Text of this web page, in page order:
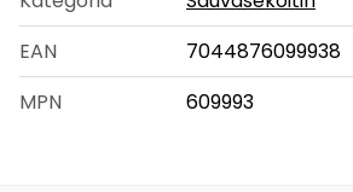
EAN
7044876099938
MPN
609993